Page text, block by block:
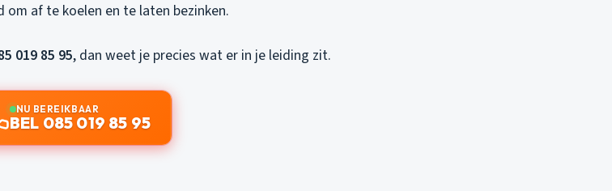
af te koelen en te laten bezinken.
019 85 95, dan weet je precies wat er in je leiding zit.
NU BEREIKBAAR
BEL 085 019 85 95